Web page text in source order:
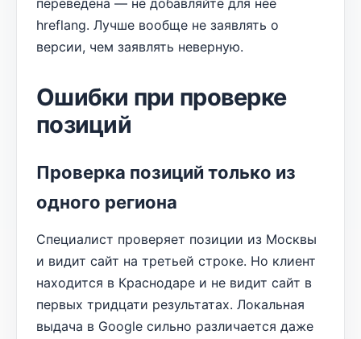
переведена — не добавляйте для неё
hreflang. Лучше вообще не заявлять о
версии, чем заявлять неверную.
Ошибки при проверке
позиций
Проверка позиций только из
одного региона
Специалист проверяет позиции из Москвы
и видит сайт на третьей строке. Но клиент
находится в Краснодаре и не видит сайт в
первых тридцати результатах. Локальная
выдача в Google сильно различается даже